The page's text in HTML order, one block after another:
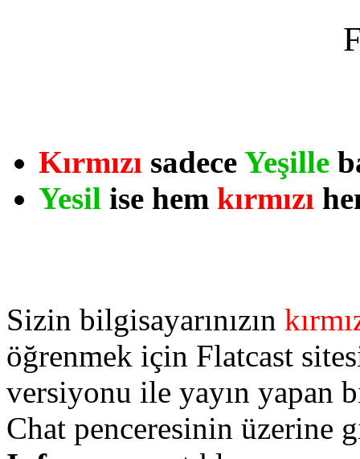
Kırmızı sadece Yeşille
Yesil ise hem kırmızı
Sizin bilgisayarınızın
öğrenmek için Flatcast
versiyonu ile yayın yapan
Chat penceresinin üzerine